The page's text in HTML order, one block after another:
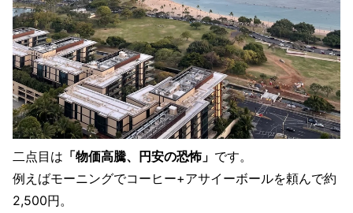
二点目は 「物価高騰、円安の恐怖」 です。
例えばモーニングでコーヒー+アサイーボールを頼んで約
2,500円。